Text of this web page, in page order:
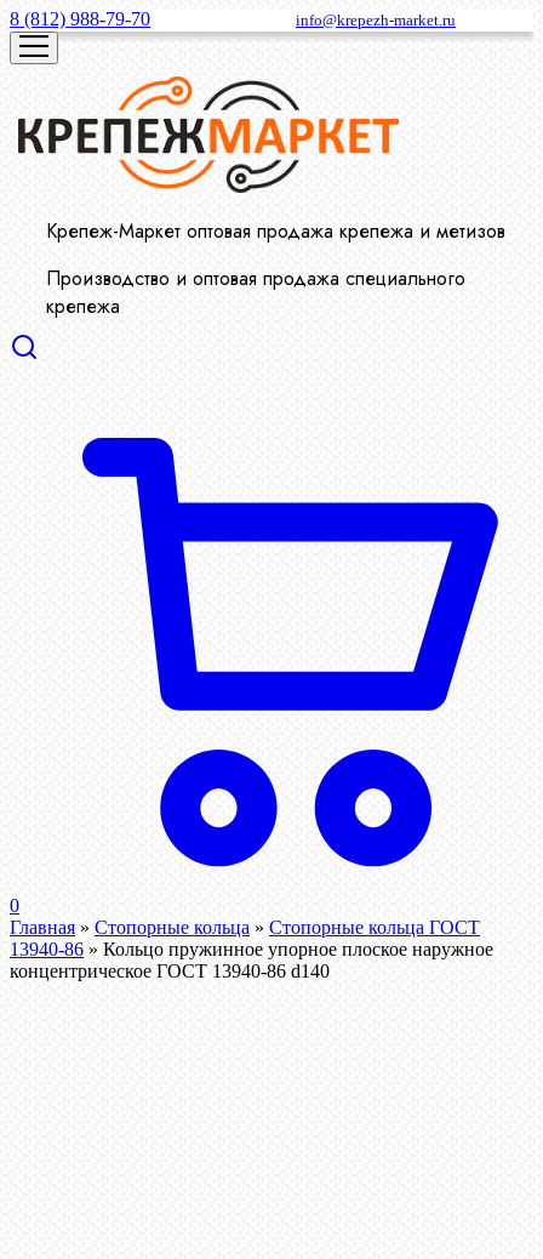
8 (812) 988-79-70 info@krepezh-market.ru
Крепеж-Маркет оптовая продажа крепежа и метизов
Производство и оптовая продажа специального
крепежа
0
Главная » Стопорные кольца » Стопорные кольца ГОСТ
13940-86 » Кольцо пружинное упорное плоское наружное
концентрическое ГОСТ 13940-86 d140